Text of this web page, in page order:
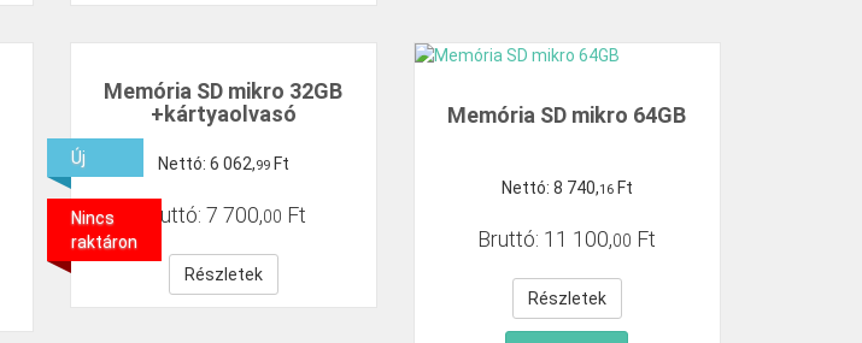
Memória SD mikro 32GB
+kártyaolvasó
Nettó: 6 062,99 Ft
Bruttó:7 700,00 Ft
Részletek
Új
Nincs
raktáron
Memória SD mikro 64GB
Nettó: 8 740,16 Ft
Bruttó: 11 100,00 Ft
Részletek